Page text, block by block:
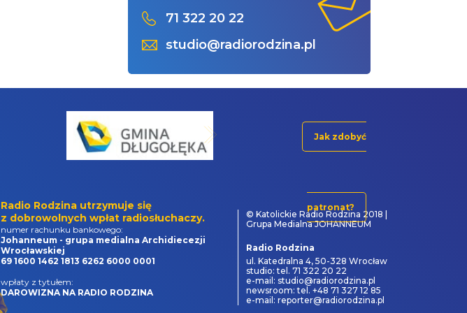
71 322 20 22
studio@radiorodzina.pl
Jak zdobyć
patronat?
Radio Rodzina utrzymuje się
z dobrowolnych wpłat radiosłuchaczy.
numer rachunku bankowego:
Johanneum - grupa medialna Archidiecezji
Wrocławskiej
69 1600 1462 1813 6262 6000 0001
wpłaty z tytułem:
DAROWIZNA NA RADIO RODZINA
© Katolickie Radio Rodzina 2018 |
Grupa Medialna JOHANNEUM
Radio Rodzina
ul. Katedralna 4, 50-328 Wrocław
studio: tel. 71 322 20 22
e-mail: studio@radiorodzina.pl
newsroom: tel. +48 71 327 12 85
e-mail: reporter@radiorodzina.pl